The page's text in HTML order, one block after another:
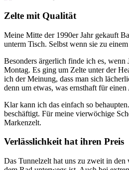
Zelte mit Qualität
Meine Mitte der 1990er Jahr gekauft
unterm Tisch. Selbst wenn sie zu
Besonders ärgerlich finde ich es,
Montag. Es ging um Zelte unter der
ich der Meinung, dass man sich
denn um etwas, was ernsthaft für
Klar kann ich das einfach so
beschäftigt. Für meine vierwöchige
Markenzelt.
Verlässlichkeit hat ihren Preis
Das Tunnelzelt hat uns zu zweit in